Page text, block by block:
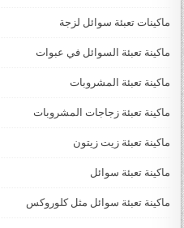
ماكينات تعبئة سوائل لزجة
‏‏‏ماكينة تعبئة السوائل في عبوات
ماكينة تعبئة المشروبات
ماكينة تعبئة زجاجات المشروبات
ماكينة تعبئة زيت زيتون
ماكينة تعبئة سوائل
ماكينة تعبئة سوائل مثل كلوروكس